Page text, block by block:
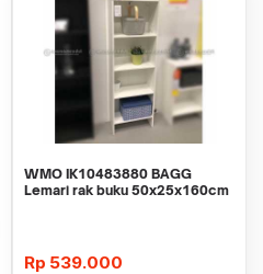
WMO IK10483880 BAGG
Lemari rak buku 50x25x160cm
Rp 539.000